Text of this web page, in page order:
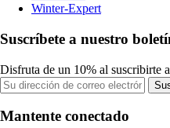
Winter-Expert
Suscríbete a nuestro
Disfruta de un 10% al suscribirte
Mantente conectado